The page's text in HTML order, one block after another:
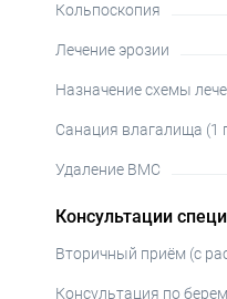
Кольпоскопия
Лечение эрозии
Назначение схемы
Санация влагалища (1
Удаление ВМС
Консультации
Вторичный приём (с
Консультация по